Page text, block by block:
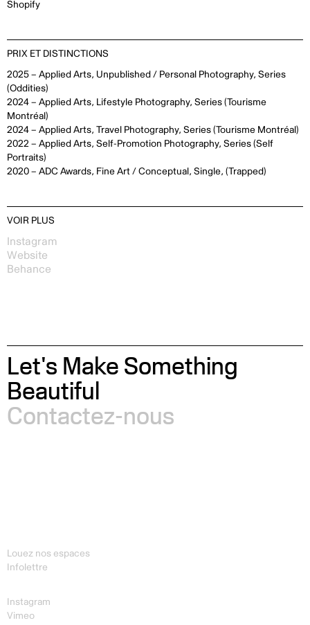
Shopify
PRIX ET DISTINCTIONS
2025 – Applied Arts, Unpublished / Personal Photography, Series
(Oddities)
2024 – Applied Arts, Lifestyle Photography, Series (Tourisme
Montréal)
2024 – Applied Arts, Travel Photography, Series (Tourisme Montréal)
2022 – Applied Arts, Self-Promotion Photography, Series (Self
Portraits)
2020 – ADC Awards, Fine Art / Conceptual, Single, (Trapped)
VOIR PLUS
Instagram
Website
Behance
Let's Make Something
Beautiful
Contactez-nous
Louez nos espaces
Infolettre
Instagram
Vimeo